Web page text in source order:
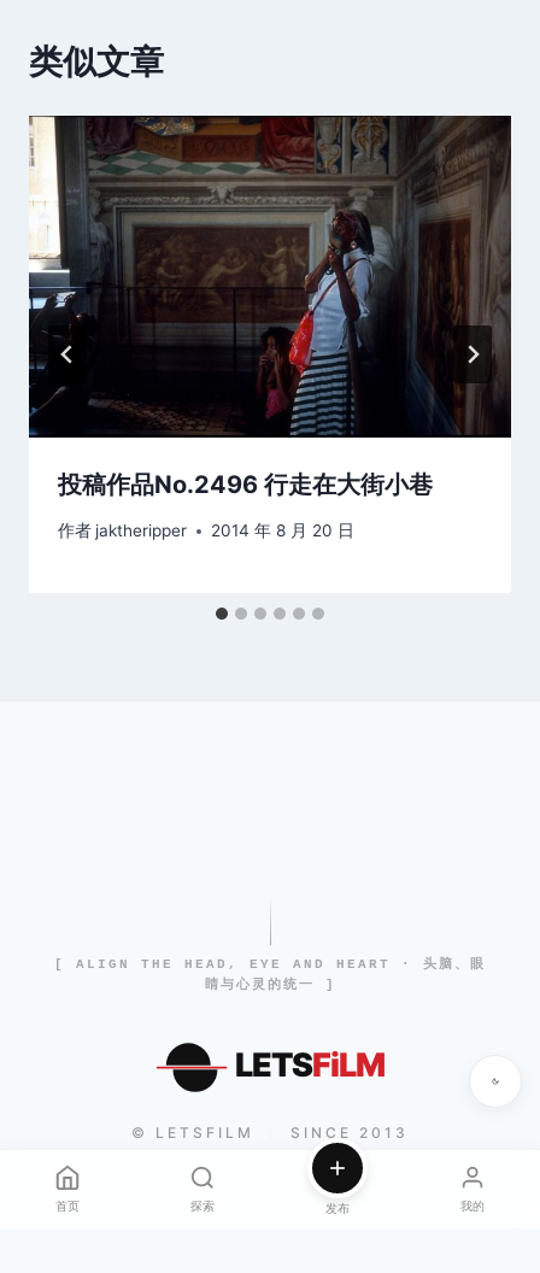
类似文章
投稿作品No.2496 行走在大街小巷
作者 jaktheripper 2014 年 8 月 20 日
[ ALIGN THE HEAD, EYE AND HEART · 头脑、眼
睛与心灵的统一 ]
LETSFiLM
© LETSFILM SINCE 2013
首页 探索 发布 我的